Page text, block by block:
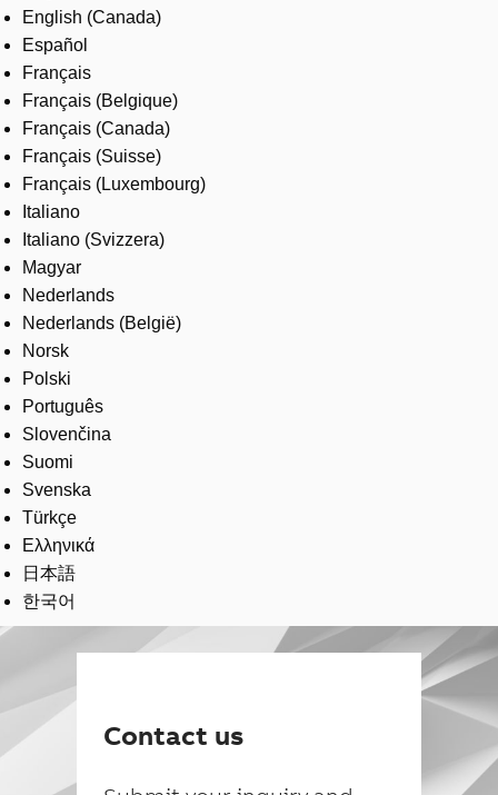
English (Canada)
Español
Français
Français (Belgique)
Français (Canada)
Français (Suisse)
Français (Luxembourg)
Italiano
Italiano (Svizzera)
Magyar
Nederlands
Nederlands (België)
Norsk
Polski
Português
Slovenčina
Suomi
Svenska
Türkçe
Ελληνικά
日本語
한국어
Contact us